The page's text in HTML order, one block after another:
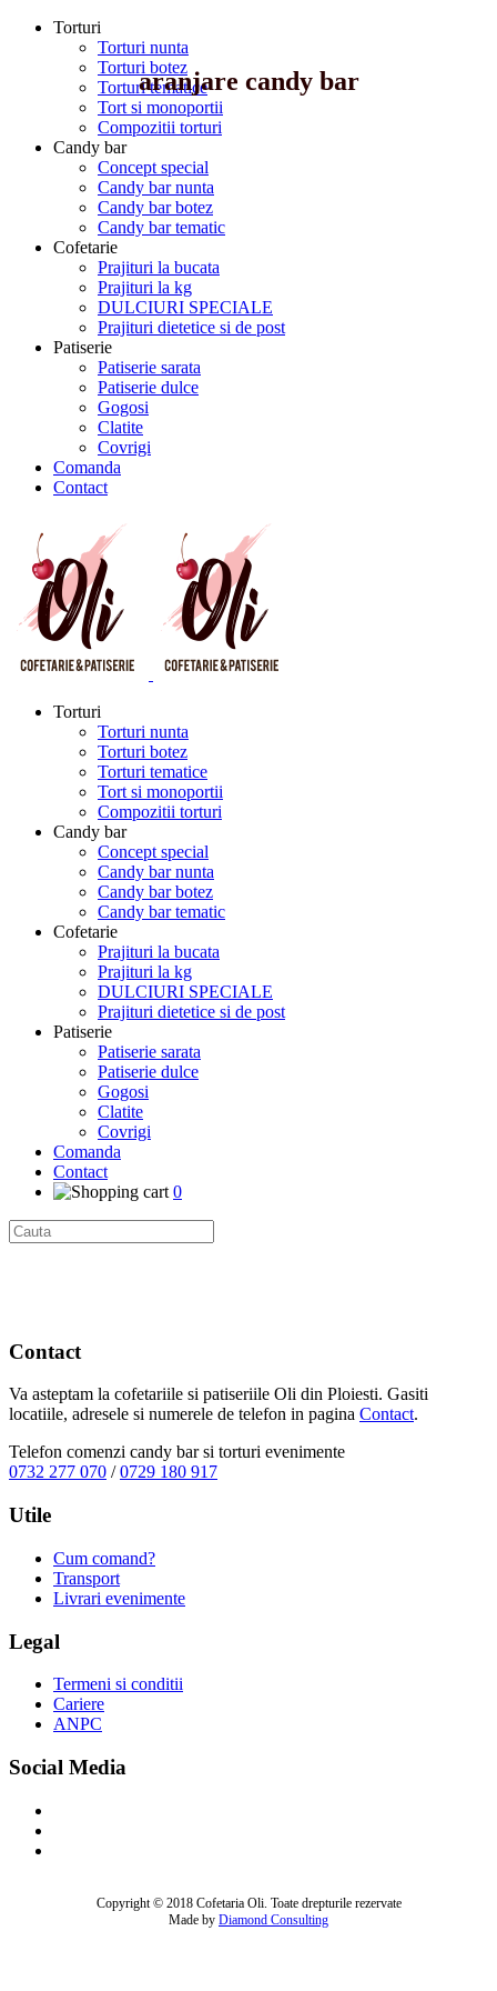
Torturi
Torturi nunta
Torturi botez
Torturi tematice
Tort si monoportii
Compozitii torturi
Candy bar
Concept special
Candy bar nunta
Candy bar botez
Candy bar tematic
Cofetarie
Prajituri la bucata
Prajituri la kg
DULCIURI SPECIALE
Prajituri dietetice si de post
Patiserie
Patiserie sarata
Patiserie dulce
Gogosi
Clatite
Covrigi
Comanda
Contact
Torturi
Torturi nunta
Torturi botez
Torturi tematice
Tort si monoportii
Compozitii torturi
Candy bar
Concept special
Candy bar nunta
Candy bar botez
Candy bar tematic
Cofetarie
Prajituri la bucata
Prajituri la kg
DULCIURI SPECIALE
Prajituri dietetice si de post
Patiserie
Patiserie sarata
Patiserie dulce
Gogosi
Clatite
Covrigi
Comanda
Contact
0
aranjare candy bar
Contact
Va asteptam la cofetariile si patiseriile Oli din Ploiesti. Gasiti
locatiile, adresele si numerele de telefon in pagina Contact.
Telefon comenzi candy bar si torturi evenimente
0732 277 070 /0729 180 917
Utile
Cum comand?
Transport
Livrari evenimente
Legal
Termeni si conditii
Cariere
ANPC
Social Media
Copyright © 2018 Cofetaria Oli. Toate drepturile rezervate
Made by Diamond Consulting